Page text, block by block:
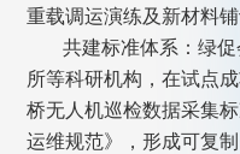
重载调运演练及新材料铺
共建标准体系：绿
所等科研机构，在试点
桥无人机巡检数据采集
运维规范》，形成可复制